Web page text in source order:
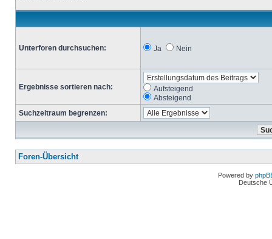
Unterforen durchsuchen: Ja Nein
Ergebnisse sortieren nach:
Aufsteigend
Absteigend
Suchzeitraum begrenzen:
Foren-Übersicht
Powered by
Deutsche